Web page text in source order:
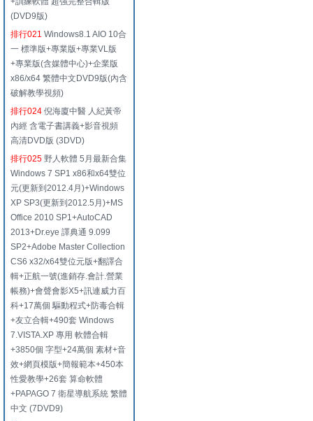
(DVD9版)
排行021 Windows8.1 AIO 10合
一 標準版+專業版+專業VL版
+專業版(含媒體中心)+企業版
x86/x64 繁體中文DVD9版(內含
破解教學視頻)
排行024 倪海廈中醫 人紀黃帝
內經 含電子書講義+影音視頻
高清DVD版 (3DVD)
排行025 野人軟體 5月最新合集
Windows 7 SP1 x86和x64雙位
元(更新到2012.4月)+Windows
XP SP3(更新到2012.5月)+MS
Office 2010 SP1+AutoCAD
2013+Dr.eye 譯典通 9.099
SP2+Adobe Master Collection
CS6 x32/x64雙位元版+翻譯合
輯+正航一號(進銷存.會計.營業
帳務)+會聲會影X5+訊連威力百
科+17萬個 驅動程式+防毒合輯
+友立合輯+490套 Windows
7.VISTA.XP 專用 軟體合輯
+3850個 字型+24萬個 素材+音
效+網頁模版+簡報範本+450本
性愛教學+26套 算命軟體
+PAPAGO 7 衛星導航系統 繁體
中文 (7DVD9)